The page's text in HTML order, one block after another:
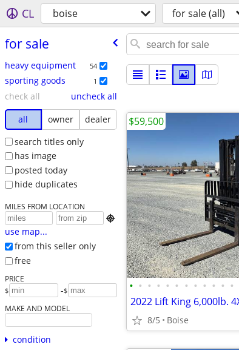
CL boise for sale (all)
for sale
heavy equipment 54
sporting goods 1
check all
uncheck all
all
owner
dealer
search titles only
has image
posted today
hide duplicates
MILES FROM LOCATION

use map...
from this seller only
free
PRICE
$ -$
MAKE AND MODEL
condition
• • • • • • • • • • • •
8/5 Boise
$59,500